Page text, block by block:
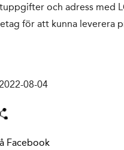
och adress med
för att kunna leverera
08-04
Facebook